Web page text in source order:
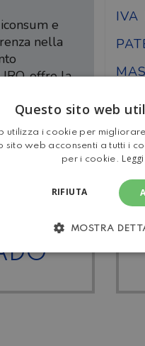
e
nella
offre la
a tutela
IVA
Questo sito web
utilizza i cookie per
sito web acconsenti a tutti i
per i cookie.
RIFIUTA
MOSTRA